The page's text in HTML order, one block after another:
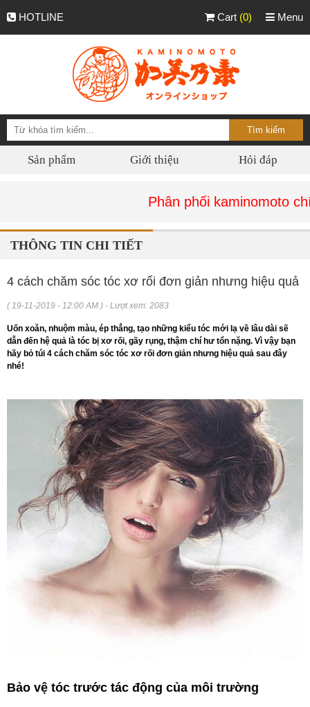
HOTLINE Menu
Cart (0)
Sản phẩm Giới thiệu Hỏi đáp
Phân phối kaminomoto chính
THÔNG TIN CHI TIẾT
4 cách chăm sóc tóc xơ rối đơn giản nhưng hiệu quả
( 19-11-2019 - 12:00 AM ) - Lượt xem: 2083
Uốn xoăn, nhuộm màu, ép thẳng, tạo những kiểu tóc mới lạ về lâu dài sẽ
dẫn đến hệ quả là tóc bị xơ rối, gãy rụng, thậm chí hư tổn nặng. Vì vậy bạn
hãy bỏ túi 4 cách chăm sóc tóc xơ rối đơn giản nhưng hiệu quả sau đây
nhé!
Bảo vệ tóc trước tác động của môi trường